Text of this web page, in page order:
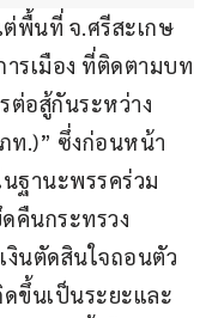
พื้นที่ จ.ศรีสะเกษ
ารเมือง ที่ติดตามบท
ต่อสู้กันระหว่าง
ท.)” ซึ่งก่อนหน้า
ฐานะพรรคร่วม
คืนกระทรวง
งินตัดสินใจถอนตัว
ดขึ้นเป็นระยะและ